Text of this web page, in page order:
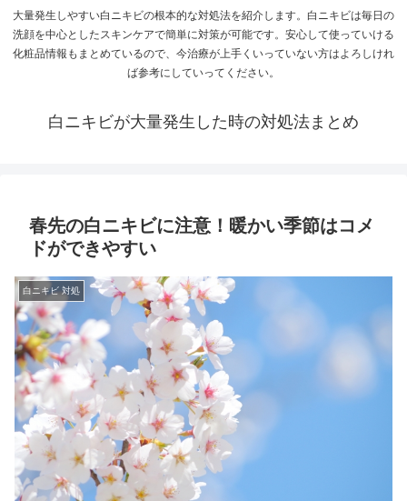
大量発生しやすい白ニキビの根本的な対処法を紹介します。白ニキビは毎日の
洗顔を中心としたスキンケアで簡単に対策が可能です。安心して使っていける
化粧品情報もまとめているので、今治療が上手くいっていない方はよろしけれ
ば参考にしていってください。
白ニキビが大量発生した時の対処法まとめ
春先の白ニキビに注意！暖かい季節はコメ
ドができやすい
白ニキビ 対処